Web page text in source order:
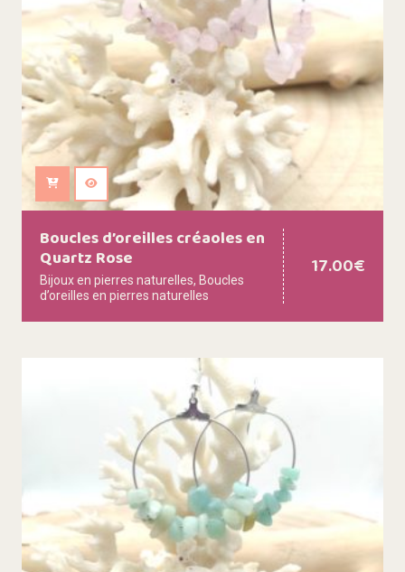
Ajouter au panier
Boucles d’oreilles créaoles en
Quartz Rose
Bijoux en pierres naturelles, Boucles
d’oreilles en pierres naturelles
17.00€